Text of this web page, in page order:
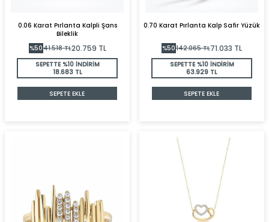
0.06 Karat Pırlanta Kalpli Şans
Bileklik
%5041.518TL20.759 TL
SEPETTE %10 İNDİRİM
18.683 TL
SEPETE EKLE
0.70 Karat Pırlanta Kalp Safir Yüzük
%50142.065TL71.033 TL
SEPETTE %10 İNDİRİM
63.929 TL
SEPETE EKLE